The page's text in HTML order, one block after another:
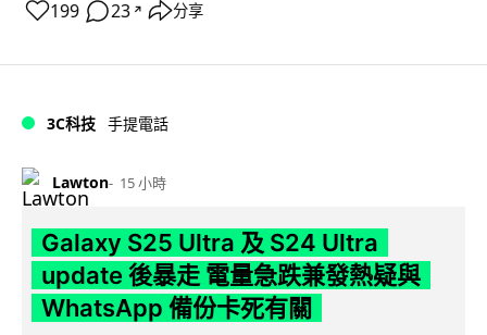
199 23 ↗ 分享
3C科技 手提電話
Lawton 15 小時
Galaxy S25 Ultra 及 S24 Ultra
update 後暴走 電量急跌兼發熱疑與
WhatsApp 備份卡死有關